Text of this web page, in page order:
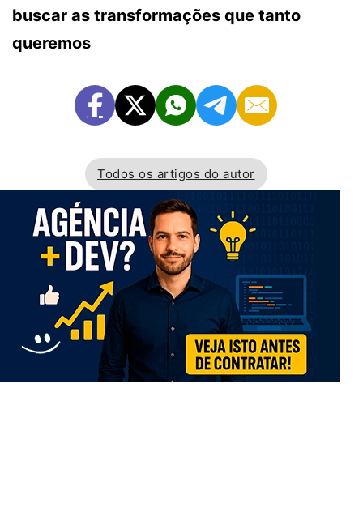
buscar as transformações que tanto
queremos
Todos os artigos do autor